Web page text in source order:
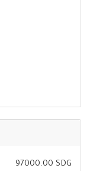
97000.00 SDG